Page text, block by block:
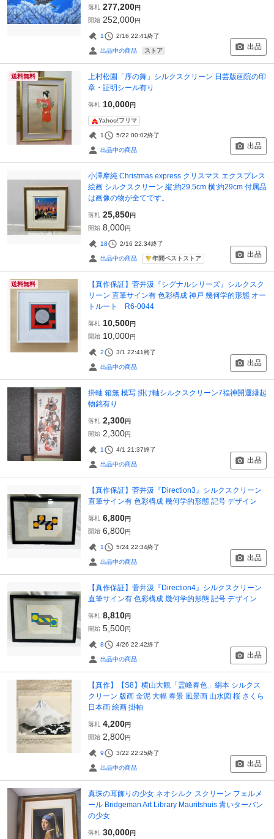
落札 277,200円
開始 252,000円
1 2/16 22:41終了
出品中の商品 ストア 出品
送料無料
上村松園「序の舞」シルクスクリーン 日芸版画院の印
章・証明シール有り
落札 10,000円
Yahoo!フリマ
1 5/22 00:02終了
出品中の商品 出品
小澤摩純 Christmas express クリスマス エクスプレス
絵画 シルクスクリーン 縦:約29.5cm 横:約29cm 付属品
は画像の物が全てです。
落札 25,850円
開始 8,000円
18 2/16 22:34終了
出品中の商品 年間ベストストア 出品
送料無料
【真作保証】菅井汲『シグナルシリーズ』シルクスク
リーン 直筆サイン有 色彩構成 神戸 幾何学的形態 オー
トルート R6-0044
落札 10,500円
開始 10,000円
2 3/1 22:41終了
出品中の商品 出品
掛軸 箱無 模写 掛け軸シルクスクリーン7福神開運縁起
物銘有り
落札 2,300円
開始 2,300円
1 4/1 21:37終了
出品中の商品 出品
【真作保証】菅井汲『Direction3』シルクスクリーン
直筆サイン有 色彩構成 幾何学的形態 記号 デザイン
落札 6,800円
開始 6,800円
1 5/24 22:34終了
出品中の商品 出品
【真作保証】菅井汲『Direction4』シルクスクリーン
直筆サイン有 色彩構成 幾何学的形態 記号 デザイン
落札 8,810円
開始 5,500円
8 4/26 22:42終了
出品中の商品 出品
【真作】【S8】横山大観「霊峰春色」絹本 シルクス
クリーン 版画 金泥 大幅 春景 風景画 山水図 桜 さくら
日本画 絵画 掛軸
落札 4,200円
開始 2,800円
9 3/22 22:25終了
出品中の商品 出品
真珠の耳飾りの少女 ネオシルク スクリーン フェルメ
ール Bridgeman Art Library Mauritshuis 青いターバン
の少女
落札 30,000円